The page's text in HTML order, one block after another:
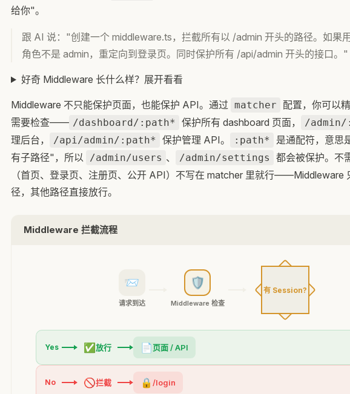
给你"。
跟 AI 说："创建一个 middleware.ts，拦截所有以 /admin 开头的路径。如果
角色不是 admin，重定向到登录页。同时保护所有 /api/admin 开头的接口。"
好奇 Middleware 长什么样？展开看看
Middleware 不只能保护页面，也能保护 API。通过 matcher
配置，你可以
需要检查—— /dashboard/:path* 保护所有 dashboard 页面， /
理后台， /api/admin/:path* 保护管理 API。 :path*
是通配符，意思
有子路径"，所以
/admin/users 、 /admin/settings
都会被保护。不
（首页、登录页、注册页、公开 API）不写在 matcher 里就行——Middleware
径，其他路径直接放行。
Middleware 拦截流程
📨
请求到达
🛡️
Middleware 检查
有 Session?
Yes ✅放行 📄页面 / API
No 🚫拦截 🔒 /login